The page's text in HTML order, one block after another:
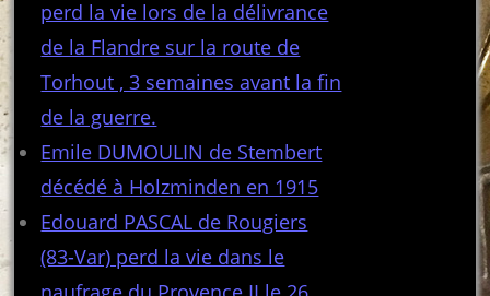
perd la vie lors de la délivrance
de la Flandre sur la route de
Torhout , 3 semaines avant la fin
de la guerre.
Emile DUMOULIN de Stembert
décédé à Holzminden en 1915
Edouard PASCAL de Rougiers
(83-Var) perd la vie dans le